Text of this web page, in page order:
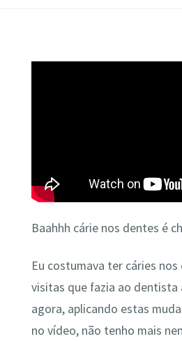
Baahhh cárie nos dentes é
Eu costumava ter cáries
visitas que fazia ao
agora, aplicando estas
no vídeo, não tenho mais